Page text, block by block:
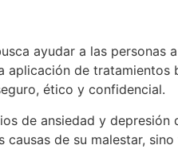
ayudar a las
aplicación de
ético y confidencial.
de ansiedad y
de su malestar,